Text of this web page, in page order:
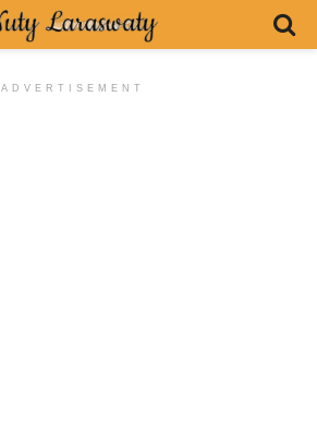
ADVERTISEMENT